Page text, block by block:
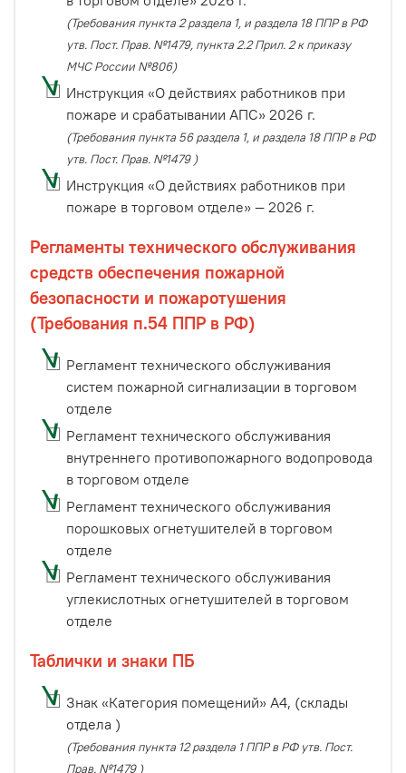
(Требования пункта 2 раздела 1, и раздела 18 ППР в РФ
утв. Пост. Прав. №1479, пункта 2.2 Прил. 2 к приказу
МЧС России №806)
Инструкция «О действиях работников при
пожаре и срабатывании АПС» 2026 г.
(Требования пункта 56 раздела 1, и раздела 18 ППР в РФ
утв. Пост. Прав. №1479 )
Инструкция «О действиях работников при
пожаре в торговом отделе» — 2026 г.
Регламенты технического обслуживания
средств обеспечения пожарной
безопасности и пожаротушения
(Требования п.54 ППР в РФ)
Регламент технического обслуживания
систем пожарной сигнализации в торговом
отделе
Регламент технического обслуживания
внутреннего противопожарного водопровода
в торговом отделе
Регламент технического обслуживания
порошковых огнетушителей в торговом
отделе
Регламент технического обслуживания
углекислотных огнетушителей в торговом
отделе
Таблички и знаки ПБ
Знак «Категория помещений» А4, (склады
отдела )
(Требования пункта 12 раздела 1 ППР в РФ утв. Пост.
Прав. №1479 )